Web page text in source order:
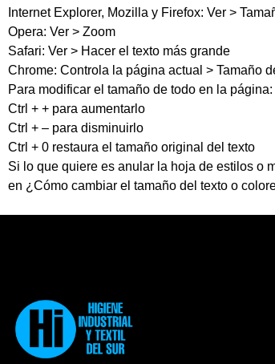
Internet Explorer, Mozilla y Firefox: Ver >
Opera: Ver > Zoom
Safari: Ver > Hacer el texto más grande
Chrome: Controla la página actual > Tamaño
Para modificar el tamaño de todo en la página:
Ctrl + + para aumentarlo
Ctrl + – para disminuirlo
Ctrl + 0 restaura el tamaño original del texto
Si lo que quiere es anular la hoja de estilos o
en ¿Cómo cambiar el tamaño del texto o